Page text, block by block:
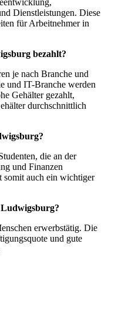
Dienstleistungen. Diese
für Arbeitnehmer in
bezahlt?
je nach Branche und
und IT-Branche werden
Gehälter gezahlt,
durchschnittlich
die an der
und Finanzen
somit auch ein wichtiger
erwerbstätig. Die
und gute